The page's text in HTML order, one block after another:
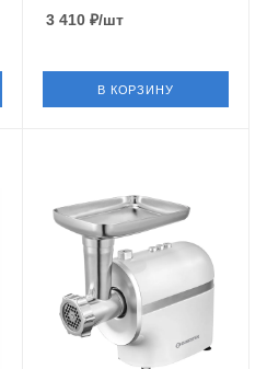
3 410₽/шт
В КОРЗИНУ